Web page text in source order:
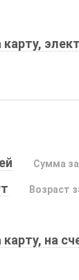
карту,
Сумма
Возраст
карту, на